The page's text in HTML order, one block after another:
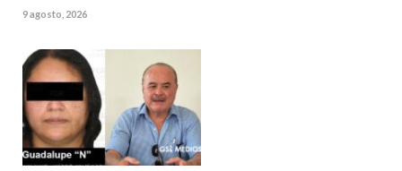
9 agosto, 2026